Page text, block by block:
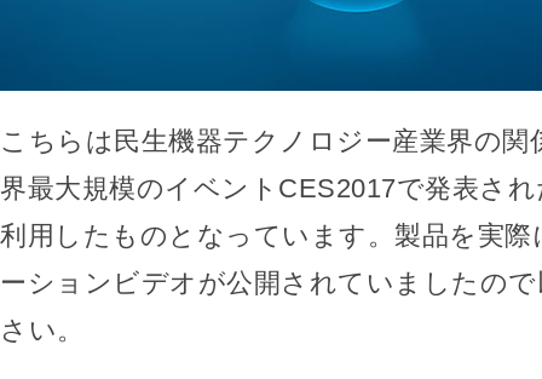
こちらは民生機器テクノロジー産業界の関
界最大規模のイベントCES2017で発表さ
利用したものとなっています。製品を実
ーションビデオが公開されていましたの
さい。